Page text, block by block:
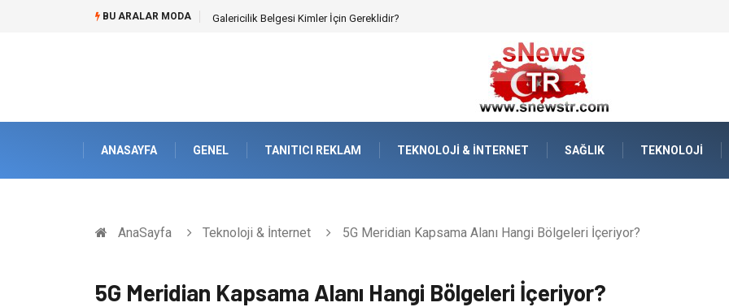
BU ARALAR MODA Doküman Yönetimi ile Kurumsal Hafızanın Dijitalleşmesi
ANASAYFA GENEL TANITICI REKLAM TEKNOLOJI & İNTERNET SAĞLIK TEKNOLOJI
AnaSayfa Teknoloji & İnternet 5G Meridian Kapsama Alanı Hangi Bölgeleri İçeriyor?
5G Meridian Kapsama Alanı Hangi Bölgeleri İçeriyor?